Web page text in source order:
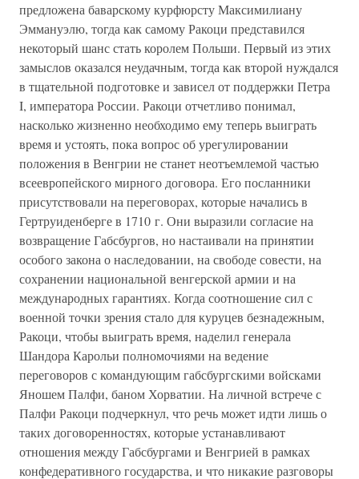
предложена баварскому курфюрсту Максимилиану
Эммануэлю, тогда как самому Ракоци представился
некоторый шанс стать королем Польши. Первый из этих
замыслов оказался неудачным, тогда как второй нуждался
в тщательной подготовке и зависел от поддержки Петра
I, императора России. Ракоци отчетливо понимал,
насколько жизненно необходимо ему теперь выиграть
время и устоять, пока вопрос об урегулировании
положения в Венгрии не станет неотъемлемой частью
всеевропейского мирного договора. Его посланники
присутствовали на переговорах, которые начались в
Гертруиденберге в 1710 г. Они выразили согласие на
возвращение Габсбургов, но настаивали на принятии
особого закона о наследовании, на свободе совести, на
сохранении национальной венгерской армии и на
международных гарантиях. Когда соотношение сил с
военной точки зрения стало для куруцев безнадежным,
Ракоци, чтобы выиграть время, наделил генерала
Шандора Карольи полномочиями на ведение
переговоров с командующим габсбургскими войсками
Яношем Палфи, баном Хорватии. На личной встрече с
Палфи Ракоци подчеркнул, что речь может идти лишь о
таких договоренностях, которые устанавливают
отношения между Габсбургами и Венгрией в рамках
конфедеративного государства, и что никакие разговоры